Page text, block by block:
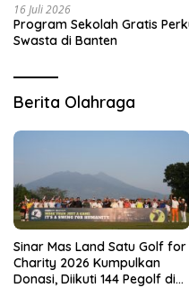
16 Juli 2026
Program Sekolah Gratis
Swasta di Banten
Berita Olahraga
Sinar Mas Land Satu Golf for
Charity 2026 Kumpulkan
Donasi, Diikuti 144 Pegolf di